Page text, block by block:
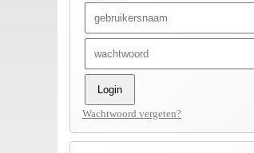
Wachtwoord vergeten?